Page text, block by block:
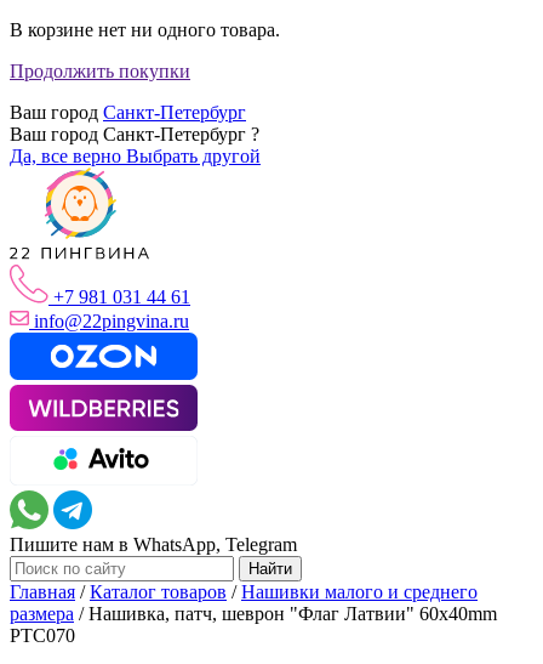
В корзине нет ни одного товара.
Продолжить покупки
Ваш город Санкт-Петербург
Ваш город Санкт-Петербург ?
Да, все верно Выбрать другой
+7 981 031 44 61
info@22pingvina.ru
Пишите нам в WhatsApp, Telegram
Главная /Каталог товаров /Нашивки малого и среднего
размера /Нашивка, патч, шеврон "Флаг Латвии" 60x40mm
PTC070